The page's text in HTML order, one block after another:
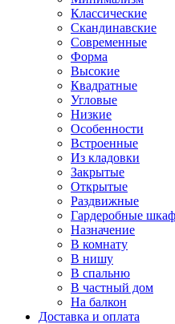
Классические
Скандинавские
Современные
Форма
Высокие
Квадратные
Угловые
Низкие
Особенности
Встроенные
Из кладовки
Закрытые
Открытые
Раздвижные
Гардеробные
Назначение
В комнату
В нишу
В спальню
В частный дом
На балкон
Доставка и оплата